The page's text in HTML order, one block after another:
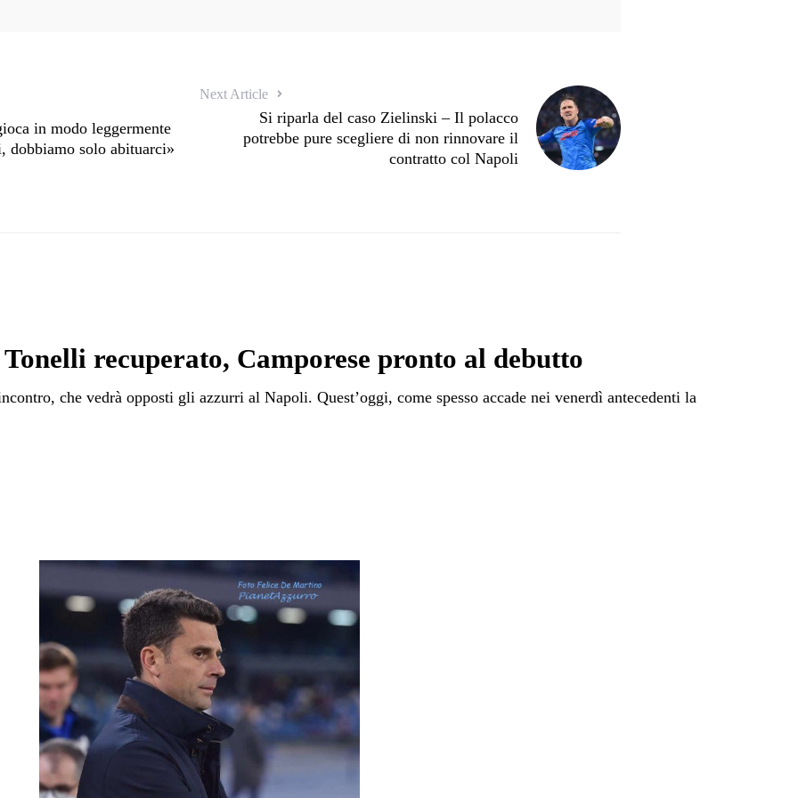
in modo leggermente
dobbiamo solo abituarci»
Next Article
Si riparla del caso Zielinski – Il polacco
potrebbe pure scegliere di non rinnovare il
contratto col Napoli
recuperato, Camporese pronto al debutto
che vedrà opposti gli azzurri al Napoli. Quest’oggi, come spesso accade nei venerdì antecedenti la